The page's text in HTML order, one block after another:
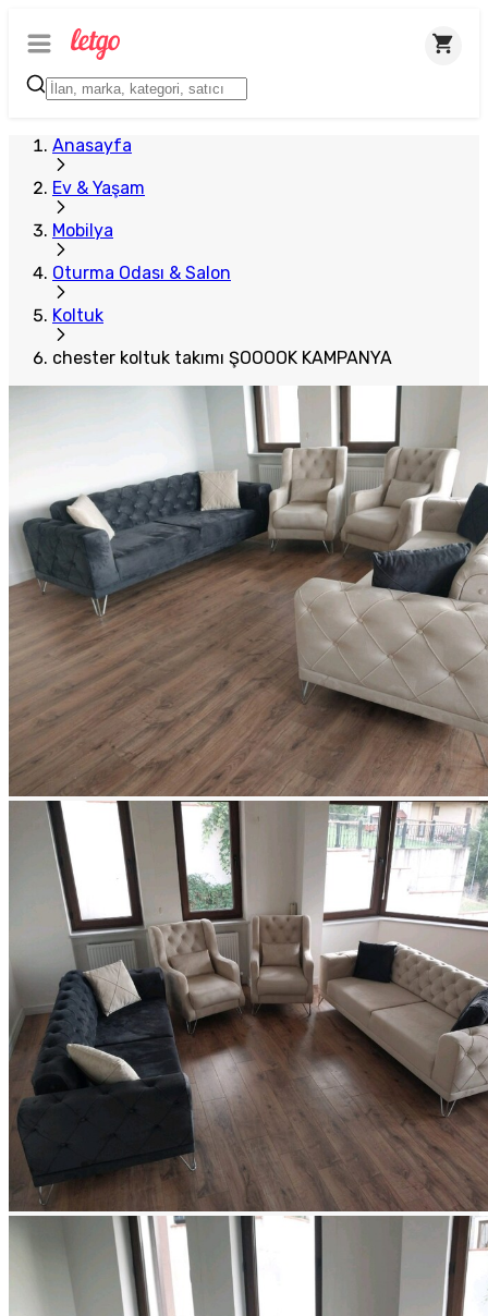
Anasayfa
Ev & Yaşam
Mobilya
Oturma Odası & Salon
Koltuk
chester koltuk takımı ŞOOOOK KAMPANYA
Plus Satıcı